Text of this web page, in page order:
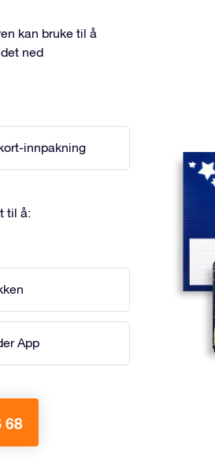
kan bruke til å
ned
innpakning
til å:
App
68